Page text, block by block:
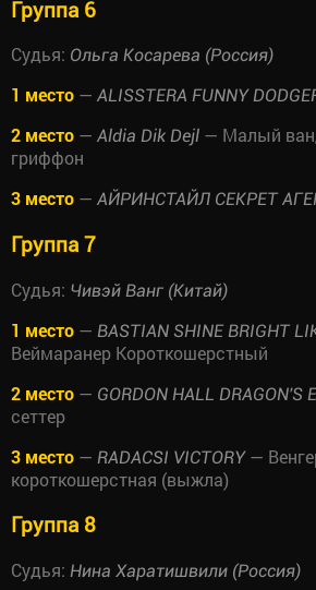
Группа 6
Судья: Ольга Косарева (Россия)
1 место — ALISSTERA FUNNY
2 место — Aldia Dik Dejl — Малый
гриффон
3 место — АЙРИНСТАЙЛ СЕКРЕТ
Группа 7
Судья: Чивэй Ванг (Китай)
1 место — BASTIAN SHINE BRIGHT
Веймаранер Короткошерстный
2 место — GORDON HALL DRAGON'S
сеттер
3 место — RADACSI VICTORY—
короткошерстная (выжла)
Группа 8
Судья: Нина Харатишвили (Россия)